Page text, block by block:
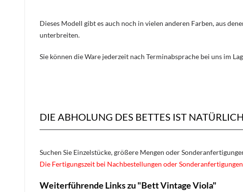
Dieses Modell gibt es auch noch in vielen anderen Farben, aus
unterbreiten.
Sie können die Ware jederzeit nach Terminabsprache bei uns im
DIE ABHOLUNG DES BETTES IST
Suchen Sie Einzelstücke, größere Mengen oder
Die Fertigungszeit bei Nachbestellungen oder
Weiterführende Links zu "Bett Vintage Viola"